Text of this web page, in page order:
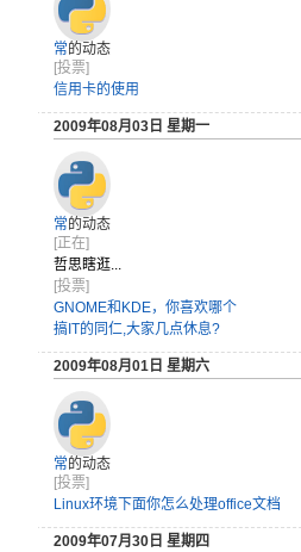
常的动态
[投票]
信用卡的使用
2009年08月03日 星期一
常的动态
[正在]
哲思瞎逛...
[投票]
GNOME和KDE，你喜欢哪个
搞IT的同仁,大家几点休息?
2009年08月01日 星期六
常的动态
[投票]
Linux环境下面你怎么处理office文档
2009年07月30日 星期四